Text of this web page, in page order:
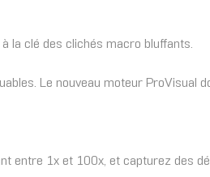
la clé des clichés macro bluffants.
Le nouveau moteur ProVisual
entre 1x et 100x, et capturez des